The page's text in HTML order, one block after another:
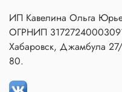
ИП Кавелина Ольга
ОГРНИП
Хабаровск, Джамбула
80.